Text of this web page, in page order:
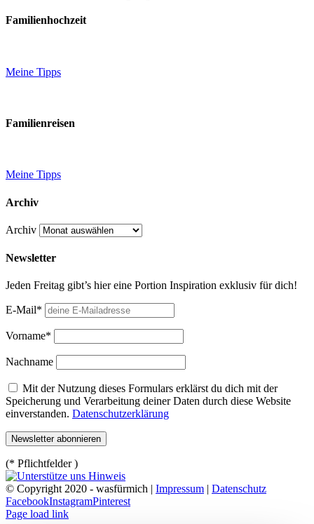
Familienhochzeit
Meine Tipps
Familienreisen
Meine Tipps
Archiv
Archiv
Newsletter
Jeden Freitag gibt’s hier eine Portion Inspiration exklusiv für dich!
E-Mail*
Vorname*
Nachname
Mit der Nutzung dieses Formulars erklärst du dich mit der
Speicherung und Verarbeitung deiner Daten durch diese Website
einverstanden. Datenschutzerklärung
(* Pflichtfelder )
© Copyright 2020 - wasfürmich | Impressum | Datenschutz
FacebookInstagramPinterest
Page load link